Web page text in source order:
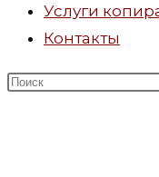
Услуги
Контакты
Поиск